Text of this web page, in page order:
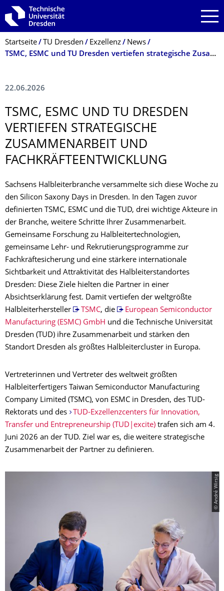
Zur Hauptnavigation springen
Zur Suche springen
Zum Inhalt springen
Breadcrumb-Menü
Startseite TU Dresden Exzellenz
News
TSMC, ESMC und TU Dresden vertiefen strategische Zusammenarbeit und Fachkräfteentwicklung
22.06.2026
TSMC, ESMC UND TU DRESDEN
VERTIEFEN STRATEGISCHE
ZUSAMMENARBEIT UND
FACHKRÄFTEENT­WICKLUNG
Sachsens Halbleiterbranche versammelte sich diese Woche zu
den Silicon Saxony Days in Dresden. In den Tagen zuvor
definierten TSMC, ESMC und die TUD, drei wichtige Akteure in
der Branche, weitere Schritte Ihrer Zusammenarbeit.
Gemeinsame Forschung zu Halbleitertechnologien,
gemeinsame Lehr- und Rekrutierungsprogramme zur
Fachkräftesicherung und eine stärkere internationale
Sichtbarkeit und Attraktivität des Halbleiterstandortes
Dresden: Diese Ziele hielten die Partner in einer
Absichtserklärung fest. Damit vertiefen der weltgrößte
Halbleiterhersteller
TSMC, die
European Semiconductor
Manufacturing (ESMC) GmbH und die Technische Universität
Dresden (TUD) ihre Zusammenarbeit und stärken den
Standort Dresden als größtes Halbleitercluster in Europa.
Vertreterinnen und Vertreter des weltweit größten
Halbleiterfertigers Taiwan Semiconductor Manufacturing
Company Limited (TSMC), von ESMC in Dresden, des TUD-
Rektorats und des
TUD-Exzellenzcenters für Innovation,
Transfer und Entrepreneurship (TUD|excite) trafen sich am 4.
Juni 2026 an der TUD. Ziel war es, die weitere strategische
Zusammenarbeit der Partner zu definieren.
© André Wirsig